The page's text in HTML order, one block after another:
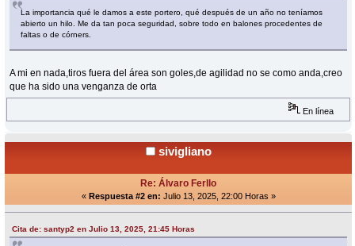
La importancia qué le damos a este portero, qué después de un año no teníamos
abierto un hilo. Me da tan poca seguridad, sobre todo en balones procedentes de
faltas o de córners.
A mi en nada,tiros fuera del área son goles,de agilidad no se como anda,creo
que ha sido una venganza de orta
En línea
sivigliano
Re: Álvaro Ferllo
« Respuesta #2 en: Julio 13, 2025, 22:00 Horas »
Cita de: santyp2 en Julio 13, 2025, 21:45 Horas